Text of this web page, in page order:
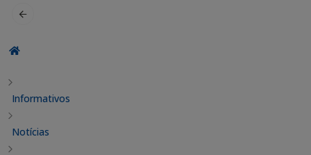
Informativos
Notícias